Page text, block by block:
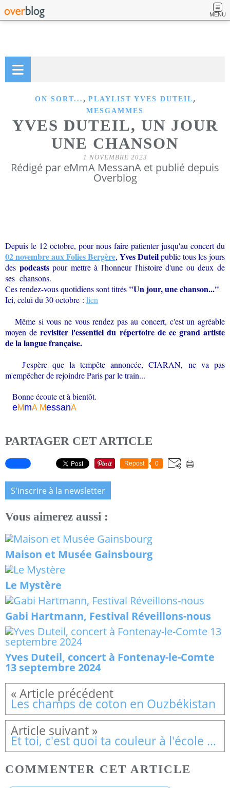
MENU
ON SORT... , PLAYLIST YVES DUTEIL ,
MESGAMMES
YVES DUTEIL, UN JOUR
UNE CHANSON
1 NOVEMBRE 2023
Rédigé par eMmA MessanA et publié depuis
Overblog
Depuis le 12 octobre, pour nous faire patienter jusqu'au concert du
02 novembre aux Folies Bergère, Yves Duteilpublie tous les jours
des podcastspour mettre à l'honneur l'histoire d'une ou deux de
ses chansons.
Ces rendez-vous quotidiens sont titrés "Un jour, une chanson..."
Ici, celui du 30 octobre : lien
Même si vous ne vous rendez pas au concert, c'est un agréable
moyen derevisiter l'essentiel du répertoire de ce grand artiste
de la langue française.
J'espère que la tempête annoncée, CIARAN, ne va pas
m'empêcher de rejoindre Paris par le train...
Bonne écoute et à bientôt.
eMmA MessanA
PARTAGER CET ARTICLE
Repost 0
S'inscrire à la newsletter
Vous aimerez aussi :
Maison et Musée Gainsbourg
Le Mystère
Gabi Hartmann, Festival Réveillons-nous
Yves Duteil, concert à Fontenay-le-Comte
13 septembre 2024
Les champs de coton en Ouzbékistan
Et toi, c'est quoi ta couleur à l'école Lucien Kehren n°43 de Samarcande
COMMENTER CET ARTICLE